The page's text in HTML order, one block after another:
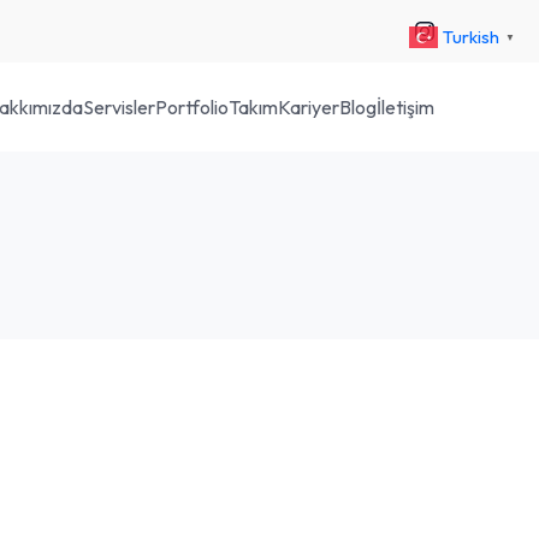
ServislerPortfolioTakımKariyerBlogİletişim
Turkish ▼